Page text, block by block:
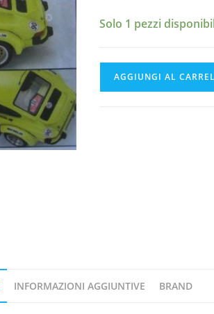
Solo 1 pezzi
AGGIUNGI AL
INFORMAZIONI AGGIUNTIVE BRAND